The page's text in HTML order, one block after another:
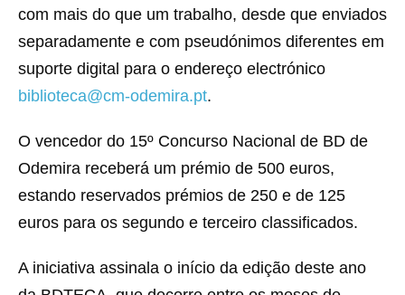
com mais do que um trabalho, desde que enviados
separadamente e com pseudónimos diferentes em
suporte digital para o endereço electrónico
biblioteca@cm-odemira.pt.
O vencedor do 15º Concurso Nacional de BD de
Odemira receberá um prémio de 500 euros,
estando reservados prémios de 250 e de 125
euros para os segundo e terceiro classificados.
A iniciativa assinala o início da edição deste ano